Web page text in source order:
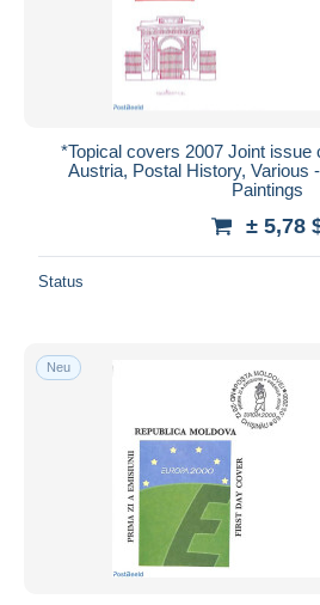
*Topical covers 2007 Joint issue
Austria, Postal History, Various
Paintings
± 5,78
Status
Neu